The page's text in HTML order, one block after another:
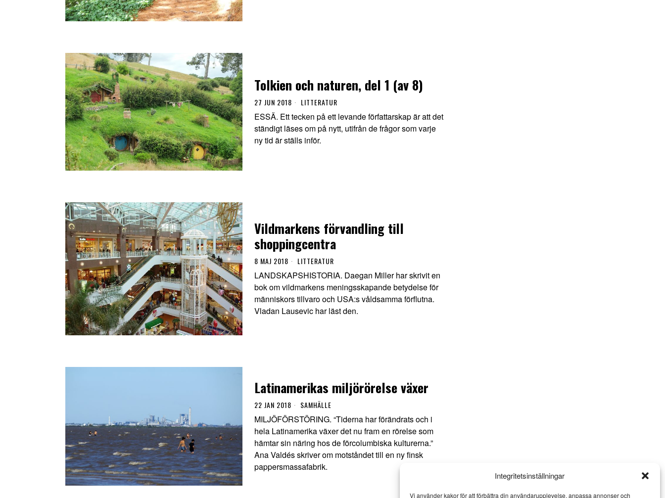
Integritetsinställningar
Vi använder kakor för att förbättra din användarupplevelse, anpassa annonser och
Tolkien och naturen, del 1 (av 8)
27 JUN 2018 LITTERATUR
ESSÄ. Ett tecken på ett levande författarskap är att det
ständigt läses om på nytt, utifrån de frågor som varje
ny tid är ställs inför.
Vildmarkens förvandling till
shoppingcentra
8 MAJ 2018 LITTERATUR
LANDSKAPSHISTORIA. Daegan Miller har skrivit en
bok om vildmarkens meningsskapande betydelse för
människors tillvaro och USA:s våldsamma förflutna.
Vladan Lausevic har läst den.
Latinamerikas miljörörelse växer
22 JAN 2018 SAMHÄLLE
MILJÖFÖRSTÖRING. “Tiderna har förändrats och i
hela Latinamerika växer det nu fram en rörelse som
hämtar sin näring hos de förcolumbiska kulturerna.”
Ana Valdés skriver om motståndet till en ny finsk
pappersmassafabrik.